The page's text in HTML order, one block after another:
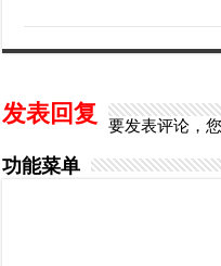
发表回复 要发表评论，
功能菜单